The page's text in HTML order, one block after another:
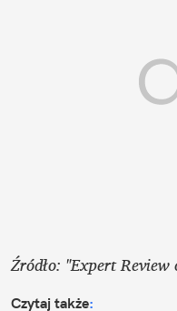
Źródło: "Expert
Czytaj także: